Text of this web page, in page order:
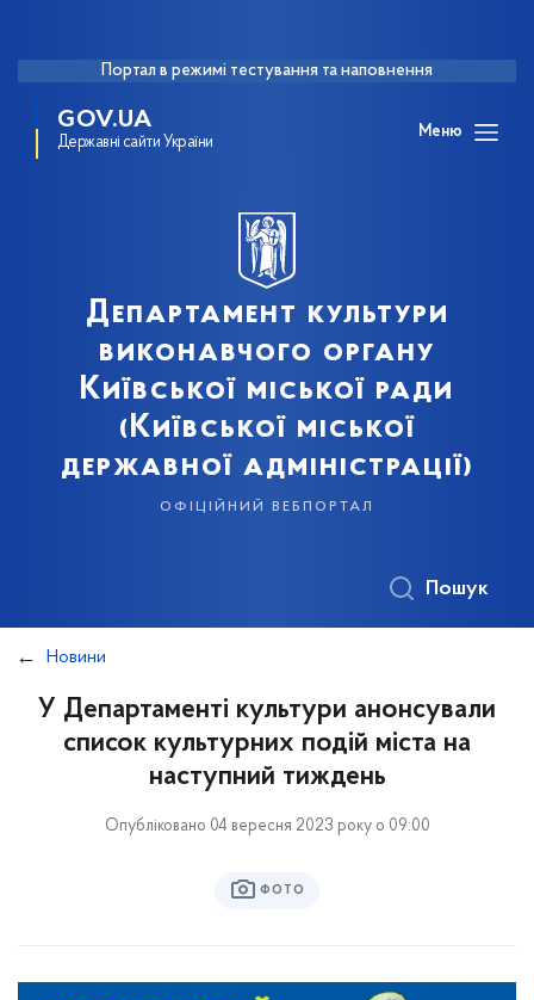
Портал в режимі тестування та наповнення
GOV.UA
Державні сайти України
Меню
Департамент культури
виконавчого органу
Київської міської ради
(Київської міської
державної адміністрації)
офіційний вебпортал
Пошук
Новини
У Департаменті культури анонсували
список культурних подій міста на
наступний тиждень
Опубліковано 04 вересня 2023 року о 09:00
ФОТО